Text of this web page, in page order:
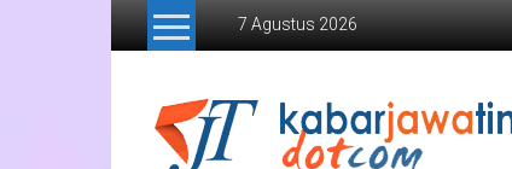
Lompat
7 Agustus 2026
Kabar
Jawa